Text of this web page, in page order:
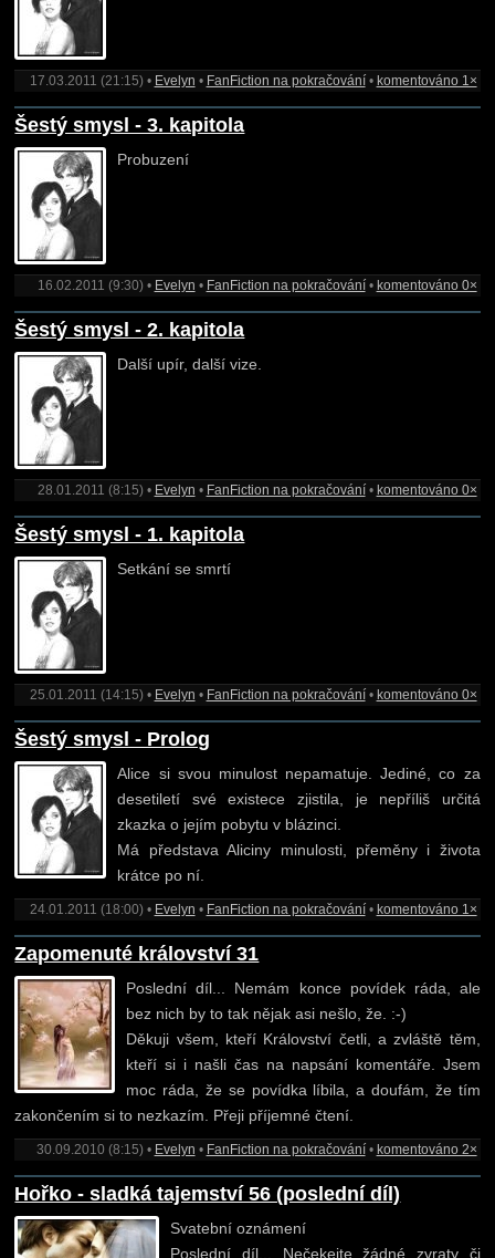
17.03.2011 (21:15) • Evelyn • FanFiction na pokračování• komentováno 1×
Šestý smysl - 3. kapitola
Probuzení
16.02.2011 (9:30) • Evelyn • FanFiction na pokračování• komentováno 0×
Šestý smysl - 2. kapitola
Další upír, další vize.
28.01.2011 (8:15) • Evelyn • FanFiction na pokračování• komentováno 0×
Šestý smysl - 1. kapitola
Setkání se smrtí
25.01.2011 (14:15) • Evelyn • FanFiction na pokračování• komentováno 0×
Šestý smysl - Prolog
Alice si svou minulost nepamatuje. Jediné, co za
desetiletí své existece zjistila, je nepříliš určitá
zkazka o jejím pobytu v blázinci.
Má představa Aliciny minulosti, přeměny i života
krátce po ní.
24.01.2011 (18:00) • Evelyn • FanFiction na pokračování• komentováno 1×
Zapomenuté království 31
Poslední díl... Nemám konce povídek ráda, ale
bez nich by to tak nějak asi nešlo, že. :-)
Děkuji všem, kteří Království četli, a zvláště těm,
kteří si i našli čas na napsání komentáře. Jsem
moc ráda, že se povídka líbila, a doufám, že tím
zakončením si to nezkazím. Přeji příjemné čtení.
30.09.2010 (8:15) • Evelyn • FanFiction na pokračování• komentováno 2×
Hořko - sladká tajemství 56 (poslední díl)
Svatební oznámení
Poslední díl... Nečekejte žádné zvraty či